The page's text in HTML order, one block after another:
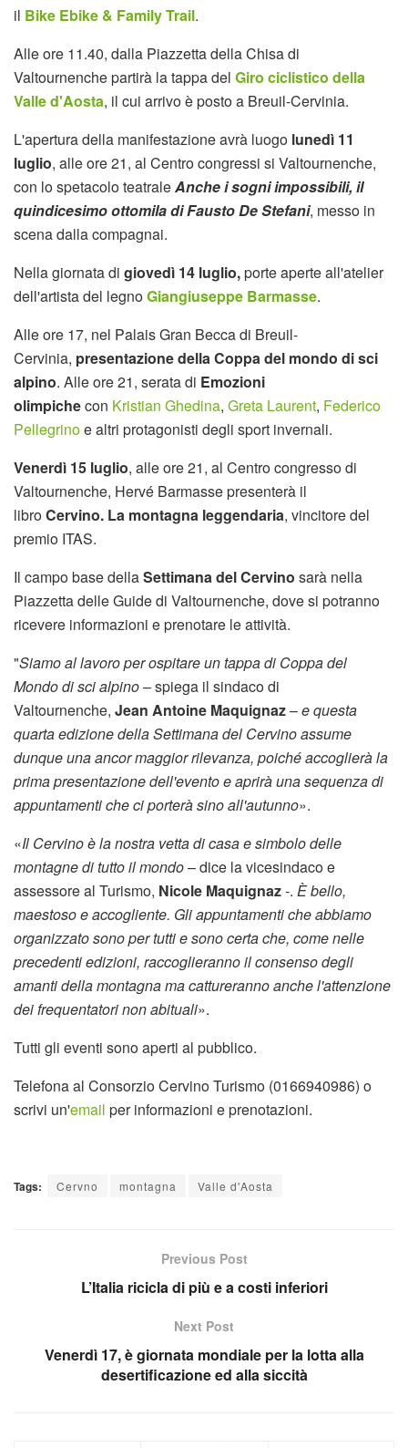
il Bike Ebike & Family Trail.
Alle ore 11.40, dalla Piazzetta della Chisa di
Valtournenche partirà la tappa del Giro ciclistico della
Valle d'Aosta, il cui arrivo è posto a Breuil-Cervinia.
L'apertura della manifestazione avrà luogo lunedì 11
luglio, alle ore 21, al Centro congressi si Valtournenche,
con lo spetacolo teatraleAnche i sogni impossibili, il
quindicesimo ottomila di Fausto De Stefani, messo in
scena dalla compagnai.
Nella giornata di giovedì 14 luglio,porte aperte all'atelier
dell'artista del legnoGiangiuseppe Barmasse.
Alle ore 17, nel Palais Gran Becca di Breuil-
Cervinia, presentazione dellaCoppa del mondo di sci
alpino. Alle ore 21, serata di Emozioni
olimpichecon Kristian Ghedina, Greta Laurent, Federico
Pellegrinoe altri protagonisti degli sport invernali.
Venerdì 15 luglio, alle ore 21, al Centro congresso di
Valtournenche, Hervé Barmasse presenterà il
libroCervino. La montagna leggendaria, vincitore del
premio ITAS.
Il campo base dellaSettimana del Cervino sarà nella
Piazzetta delle Guide di Valtournenche, dove si potranno
ricevere informazioni e prenotare le attività.
"Siamo al lavoro per ospitare un tappa di Coppa del
Mondo di sci alpino– spiega il sindaco di
Valtournenche, Jean Antoine Maquignaz–e questa
quarta edizione della Settimana del Cervino assume
dunque una ancor maggior rilevanza, poiché accoglierà la
prima presentazione dell'evento e aprirà una sequenza di
appuntamenti che ci porterà sino all'autunno».
«Il Cervino è la nostra vetta di casa e simbolo delle
montagne di tutto il mondo– dice la vicesindaco e
assessore al Turismo, Nicole Maquignaz-. È bello,
maestoso e accogliente. Gli appuntamenti che abbiamo
organizzato sono per tutti e sono certa che, come nelle
precedenti edizioni, raccoglieranno il consenso degli
amanti della montagna ma cattureranno anche l'attenzione
dei frequentatori non abituali».
Tutti gli eventi sono aperti al pubblico.
Telefona al Consorzio Cervino Turismo (0166940986) o
scrivi un'email per informazioni e prenotazioni.
Tags: Cervno montagna Valle d'Aosta
Previous Post
L’Italia ricicla di più e a costi inferiori
Next Post
Venerdì 17, è giornata mondiale per la lotta alla
desertificazione ed alla siccità